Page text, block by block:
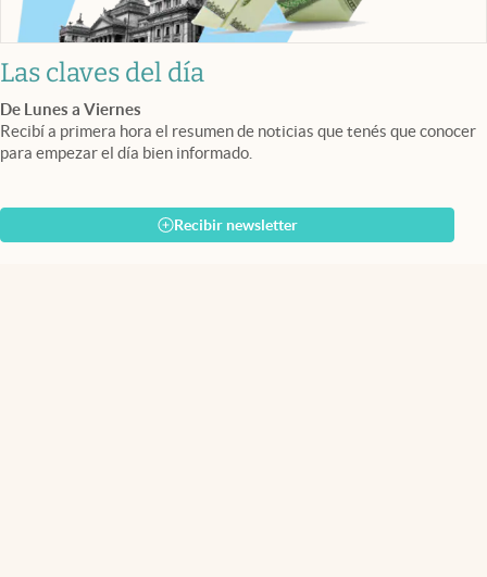
Las claves del día
De Lunes a Viernes
Recibí a primera hora el resumen de noticias que tenés que conocer
para empezar el día bien informado.
Recibir newsletter